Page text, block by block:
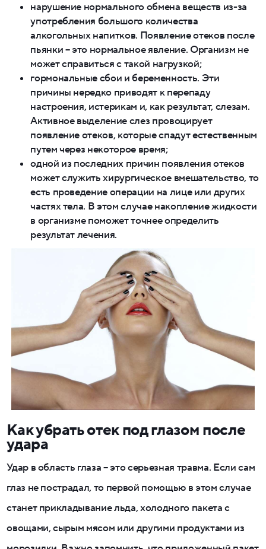
нарушение нормального обмена веществ из-за
употребления большого количества
алкогольных напитков. Появление отеков после
пьянки – это нормальное явление. Организм не
может справиться с такой нагрузкой;
гормональные сбои и беременность. Эти
причины нередко приводят к перепаду
настроения, истерикам и, как результат, слезам.
Активное выделение слез провоцирует
появление отеков, которые спадут естественным
путем через некоторое время;
одной из последних причин появления отеков
может служить хирургическое вмешательство, то
есть проведение операции на лице или других
частях тела. В этом случае накопление жидкости
в организме поможет точнее определить
результат лечения.
Как убрать отек под глазом после
удара
Удар в область глаза – это серьезная травма. Если сам
глаз не пострадал, то первой помощью в этом случае
станет прикладывание льда, холодного пакета с
овощами, сырым мясом или другими продуктами из